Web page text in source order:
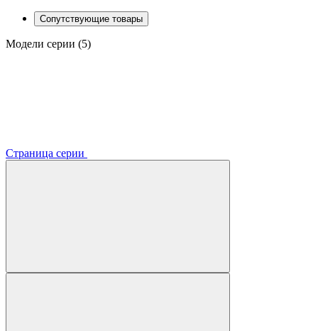
Сопутствующие товары
Модели серии (5)
Страница серии